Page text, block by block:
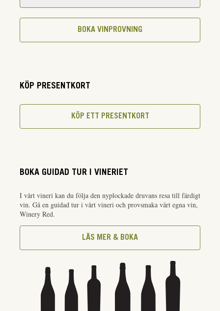
BOKA VINPROVNING
KÖP PRESENTKORT
KÖP ETT PRESENTKORT
BOKA GUIDAD TUR I VINERIET
I vårt vineri kan du följa den nyplockade druvans resa till färdigt
vin. Gå en guidad tur i vårt vineri och provsmaka vårt egna vin,
Winery Red.
LÄS MER & BOKA